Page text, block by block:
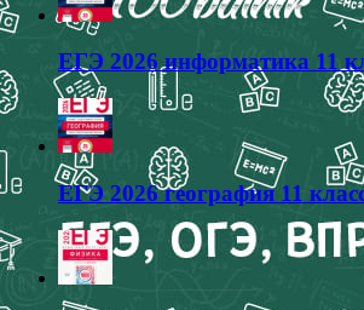
ЕГЭ 2026 информатика 11
ЕГЭ 2026 география 11